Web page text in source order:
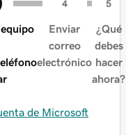
Enviar
correo
electrónico
¿Qué
debes
hacer
ahora?
de Microsoft